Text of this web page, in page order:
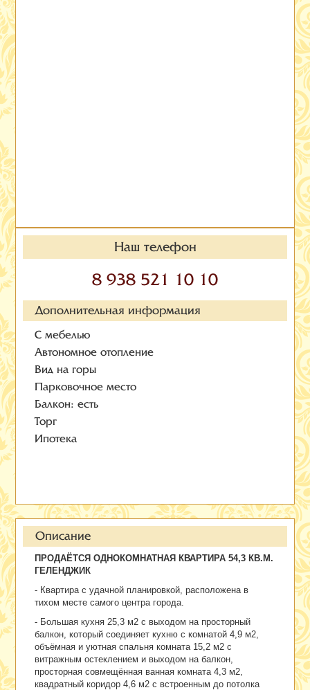
Наш телефон
8 938 521 10 10
Дополнительная информация
С мебелью
Автономное отопление
Вид на горы
Парковочное место
Балкон: есть
Торг
Ипотека
Описание
ПРОДАЁТСЯ ОДНОКОМНАТНАЯ КВАРТИРА 54,3 КВ.М.
ГЕЛЕНДЖИК
- Квартира с удачной планировкой, расположена в
тихом месте самого центра города.
- Большая кухня 25,3 м2 с выходом на просторный
балкон, который соединяет кухню с комнатой 4,9 м2,
объёмная и уютная спальня комната 15,2 м2 с
витражным остеклением и выходом на балкон,
просторная совмещённая ванная комната 4,3 м2,
квадратный коридор 4,6 м2 с встроенным до потолка